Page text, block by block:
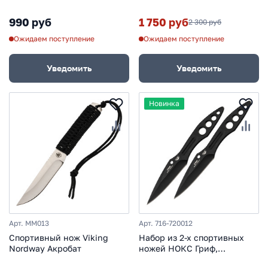
990 руб
Ожидаем поступление
Уведомить
1 750 руб2 300 руб
Ожидаем поступление
Уведомить
Арт. MM013
Спортивный нож Viking
Nordway Акробат
Новинка
Арт. 716-720012
Набор из 2-х спортивных
ножей НОКС Гриф,